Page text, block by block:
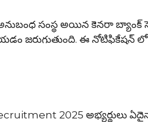
సంస్థ అయిన కెనరా బ్యాంక్
జరుగుతుంది. ఈ నోటిఫికేషన్ లో
2025 అభ్యర్థులు